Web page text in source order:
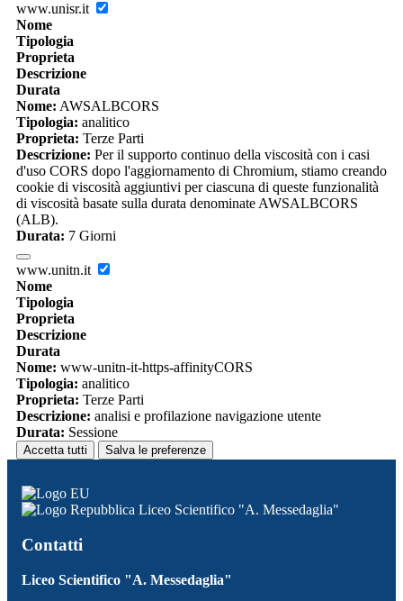
www.unisr.it
Nome
Tipologia
Proprieta
Descrizione
Durata
Nome: AWSALBCORS
Tipologia: analitico
Proprieta: Terze Parti
Descrizione: Per il supporto continuo della viscosità con i casi
d'uso CORS dopo l'aggiornamento di Chromium, stiamo creando
cookie di viscosità aggiuntivi per ciascuna di queste funzionalità
di viscosità basate sulla durata denominate AWSALBCORS
(ALB).
Durata: 7 Giorni
www.unitn.it
Nome
Tipologia
Proprieta
Descrizione
Durata
Nome: www-unitn-it-https-affinityCORS
Tipologia: analitico
Proprieta: Terze Parti
Descrizione: analisi e profilazione navigazione utente
Durata: Sessione
Accetta tutti Salva le preferenze
Liceo Scientifico "A. Messedaglia"
Contatti
Liceo Scientifico "A. Messedaglia"